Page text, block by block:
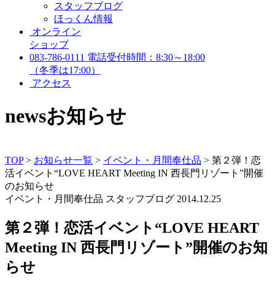
スタッフブログ
ほっくん情報
オンライン
ショップ
083-786-0111 電話受付時間：8:30～18:00
（冬季は17:00）
アクセス
newsお知らせ
TOP> お知らせ一覧 > イベント・月間奉仕品 > 第２弾！恋
活イベント“LOVE HEART Meeting IN 西長門リゾート”開催
のお知らせ
イベント・月間奉仕品 スタッフブログ 2014.12.25
第２弾！恋活イベント“LOVE HEART
Meeting IN 西長門リゾート”開催のお知
らせ